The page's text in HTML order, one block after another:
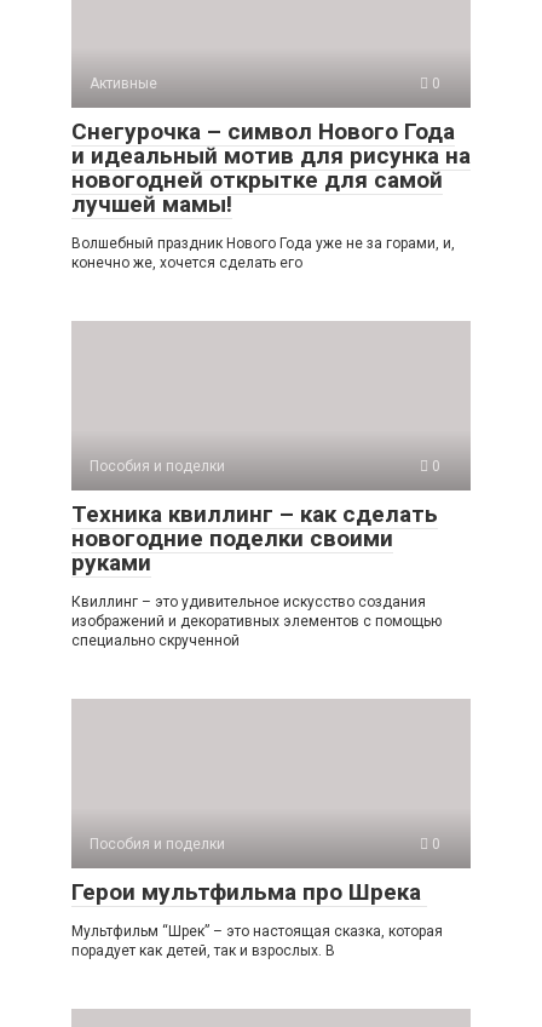
Активные 0
Снегурочка – символ Нового Года
и идеальный мотив для рисунка на
новогодней открытке для самой
лучшей мамы!
Волшебный праздник Нового Года уже не за горами, и,
конечно же, хочется сделать его
Пособия и поделки 0
Техника квиллинг – как сделать
новогодние поделки своими
руками
Квиллинг – это удивительное искусство создания
изображений и декоративных элементов с помощью
специально скрученной
Пособия и поделки 0
Герои мультфильма про Шрека
Мультфильм “Шрек” – это настоящая сказка, которая
порадует как детей, так и взрослых. В